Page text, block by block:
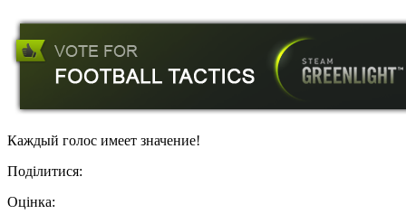
Каждый голос имеет значение!
Поділитися:
Оцінка: